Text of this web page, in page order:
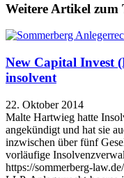
Weitere Artikel zum
New Capital Invest
insolvent
22. Oktober 2014
Malte Hartwieg hatte
angekündigt und hat sie
inzwischen über fünf
vorläufige
https://sommerberg-